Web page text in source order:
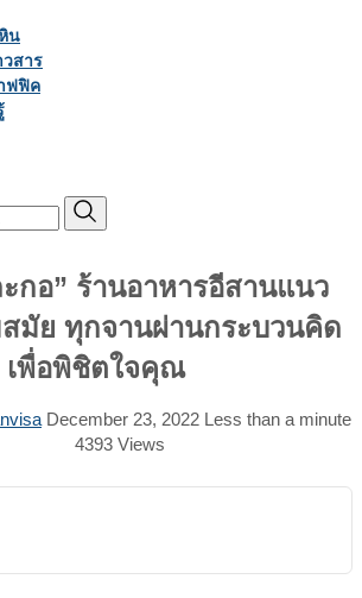
น
วสาร
ฟฟิค
กอ” ร้านอาหารอีสานแนว
มัย ทุกจานผ่านกระบวนคิด
เพื่อพิชิตใจคุณ
December 23, 2022 Less than a minute
4393 Views